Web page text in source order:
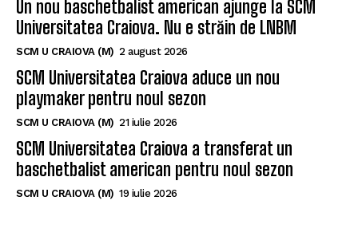
Un nou baschetbalist american ajunge la SCM
Universitatea Craiova. Nu e străin de LNBM
SCM U CRAIOVA (M) 2 august 2026
SCM Universitatea Craiova aduce un nou
playmaker pentru noul sezon
SCM U CRAIOVA (M) 21 iulie 2026
SCM Universitatea Craiova a transferat un
baschetbalist american pentru noul sezon
SCM U CRAIOVA (M) 19 iulie 2026